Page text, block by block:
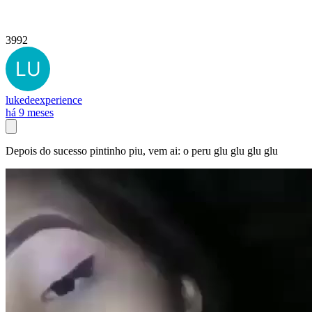
3992
lukedeexperience
há 9 meses
Depois do sucesso pintinho piu, vem ai: o peru glu glu glu glu